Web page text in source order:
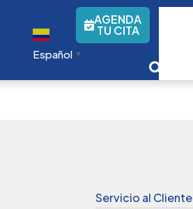
Español ▼
AGENDA
TU CITA
Servicio al Cliente